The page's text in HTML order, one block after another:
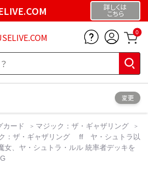
詳しくは
こちら
0
変更
カード
マジック：ザ・ギャザリング
：ザ・ギャザリング ff ヤ・シュトラ以
女、ヤ・シュトラ・ルル 統率者デッキを